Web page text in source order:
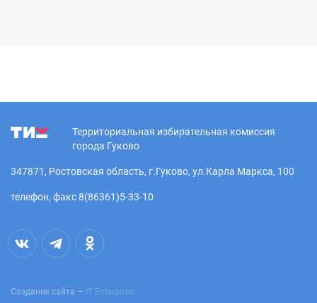
Территориальная избирательная комиссия
города Гуково
347871, Ростовская область, г.Гуково, ул.Карла Маркса, 100
телефон, факс 8(86361)5-33-10
Создание сайта — IT Enterprise